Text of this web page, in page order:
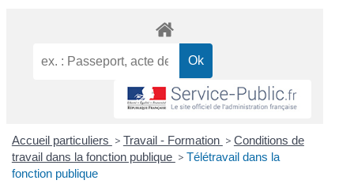
Accueil particuliers > Travail - Formation > Conditions de
travail dans la fonction publique > Télétravail dans la
fonction publique